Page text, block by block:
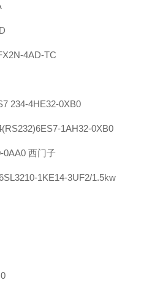
4AD-TC
234-4HE32-0XB0
1AH32-0XB0
0AA0 西门子
1KE14-3UF2/1.5kw